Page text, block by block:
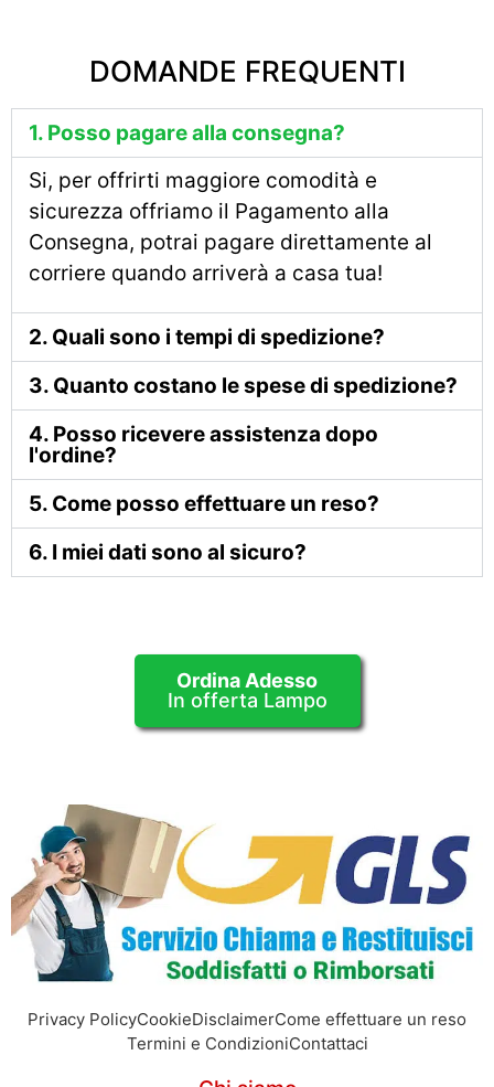
DOMANDE FREQUENTI
1. Posso pagare alla consegna?
Si, per offrirti maggiore comodità e
sicurezza offriamo il Pagamento alla
Consegna, potrai pagare direttamente al
corriere quando arriverà a casa tua!
2. Quali sono i tempi di spedizione?
3. Quanto costano le spese di spedizione?
4. Posso ricevere assistenza dopo
l'ordine?
5. Come posso effettuare un reso?
6. I miei dati sono al sicuro?
Ordina Adesso
In offerta Lampo
Privacy PolicyCookieDisclaimerCome effettuare un reso
Termini e CondizioniContattaci